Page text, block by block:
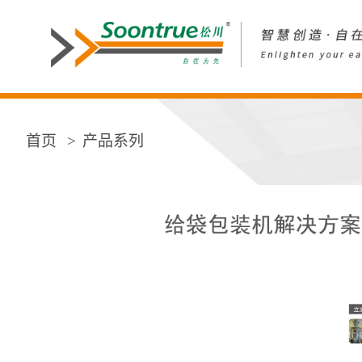
首页 产品系列